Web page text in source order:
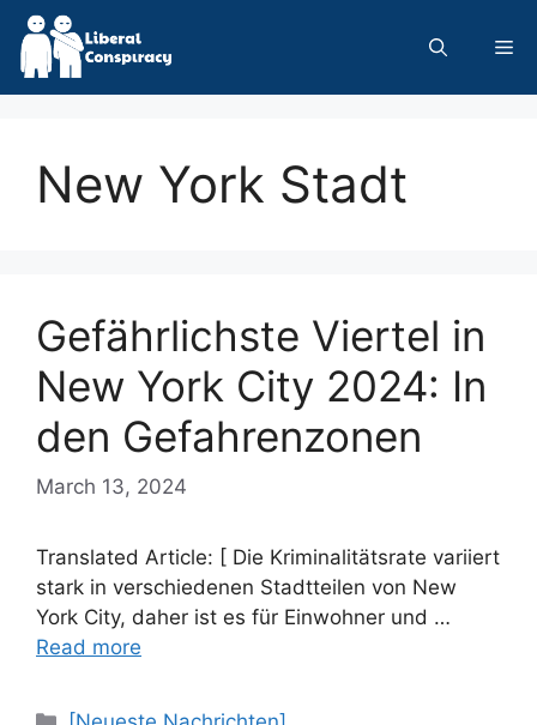
Skip
content
New York Stadt
Gefährlichste Viertel in
New York City 2024: In
den Gefahrenzonen
March 13, 2024
Translated Article: [ Die Kriminalitätsrate variiert
stark in verschiedenen Stadtteilen von New
York City, daher ist es für Einwohner und …
Read more
Categories